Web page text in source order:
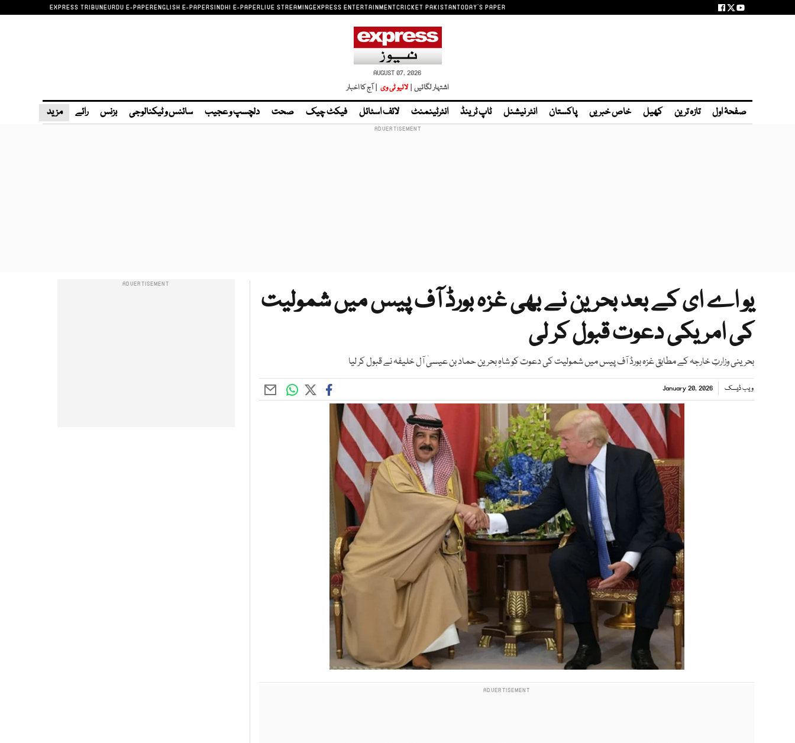
EXPRESS TRIBUNEURDU E-PAPERENGLISH E-PAPERSINDHI E-PAPERLIVE STREAMINGEXPRESS ENTERTAINMENTCRICKET PAKISTANTODAY'S PAPER
AUGUST 07, 2026
اشتہار لگائیں | لائیو ٹی وی | آج کا اخبار
صفحۂ اول تازہ ترین کھیل خاص خبریں پاکستان انٹر نیشنل ٹاپ ٹرینڈ انٹرٹینمنٹ لائف اسٹائل فیکٹ چیک صحت دلچسپ و عجیب سائنس و ٹیکنالوجی بزنس رائے مزید
یو اے ای کے بعد بحرین نے بھی غزہ بورڈ آف پیس میں شمولیت
کی امریکی دعوت قبول کر لی
بحرینی وزارتِ خارجہ کے مطابق غزہ بورڈ آف پیس میں شمولیت کی دعوت کو شاہِ بحرین حماد بن عیسیٰ آل خلیفہ نے قبول کر لیا
ویب ڈیسک January 20, 2026